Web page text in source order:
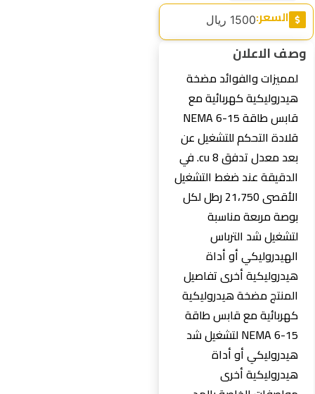
السعر:1500 ريال
وصف الاعلان
لمميزات والفوائد مضخة
هيدروليكية كهربائية مع
قابس طاقة NEMA 6-15
قلادة التحكم للتشغيل عن
بعد معدل تدفق 8 cu. في
الدقيقة عند ضغط التشغيل
الأقصى 21،750 رطل لكل
بوصة مربعة مناسبة
لتشغيل شد الترباس
الهيدروليكي أو أداة
هيدروليكية أخرى تفاصيل
المنتج مضخة هيدروليكية
كهربائية مع قابس طاقة
NEMA 6-15 لتشغيل شد
هيدروليكي أو أداة
هيدروليكية أخرى